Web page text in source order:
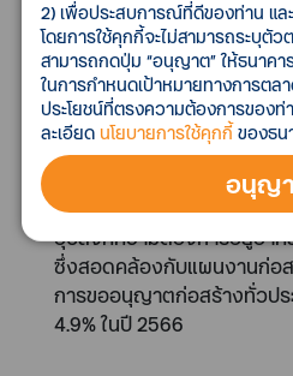
อสังหาริมทรัพย์อาจหดตัวต่
แรงกดดันที่มาจากทั้งฝั่งอุปส
ยาก ปราศจากเงินออม” หม
การเข้าถึงสินเชื่อที่ยากขึ้น แ
สำหรับการบริโภคสินค้าคงท
ทั้งฝั่งอุปทานที่ประสบปัญหา
ต้นทุนจม (Sunk Cost) ในโค
กดดันให้ในปี 2567 งานก่อส
อุปสงค์ความต้องการอยู่อา
ซึ่งสอดคล้องกับแผนงานก่อ
การขออนุญาตก่อสร้างทั่วปร
4.9% ในปี 2566
2) เพื่อประสบการณ์ที่ดีของท่าน แล
โดยการใช้คุกกี้จะไม่สามารถระบุตั
สามารถกดปุ่ม “อนุญาต” ให้ธนาคา
ในการกำหนดเป้าหมายทางการตล
ประโยชน์ที่ตรงความต้องการของ
ละเอียด นโยบายการใช้คุกกี้ ของธน
อนุญ